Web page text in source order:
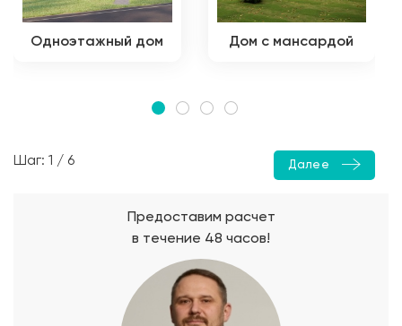
Одноэтажный дом Дом с мансардой
Шаг: 1 / 6 Далее
Предоставим расчет
в течение 48 часов!